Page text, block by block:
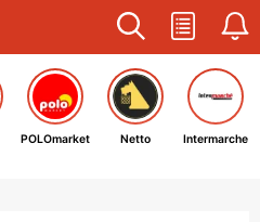
POLOmarket Netto Intermarche